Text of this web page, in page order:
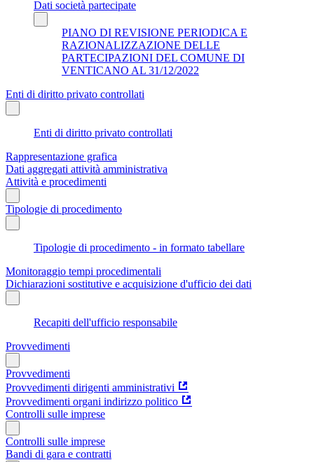
Dati società partecipate
PIANO DI REVISIONE PERIODICA E
RAZIONALIZZAZIONE DELLE
PARTECIPAZIONI DEL COMUNE DI
VENTICANO AL 31/12/2022
Enti di diritto privato controllati
Enti di diritto privato controllati
Rappresentazione grafica
Dati aggregati attività amministrativa
Attività e procedimenti
Tipologie di procedimento
Tipologie di procedimento - in formato tabellare
Monitoraggio tempi procedimentali
Dichiarazioni sostitutive e acquisizione d'ufficio dei dati
Recapiti dell'ufficio responsabile
Provvedimenti
Provvedimenti
Provvedimenti dirigenti amministrativi
Provvedimenti organi indirizzo politico
Controlli sulle imprese
Controlli sulle imprese
Bandi di gara e contratti